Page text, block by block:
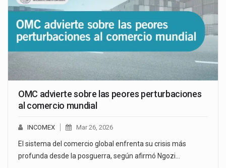
OMC advierte sobre las peores perturbaciones
al comercio mundial
INCOMEX Mar 26, 2026
El sistema del comercio global enfrenta su crisis más
profunda desde la posguerra, según afirmó Ngozi…